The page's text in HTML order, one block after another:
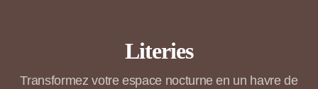
Literies
Transformez votre espace nocturne en un havre de